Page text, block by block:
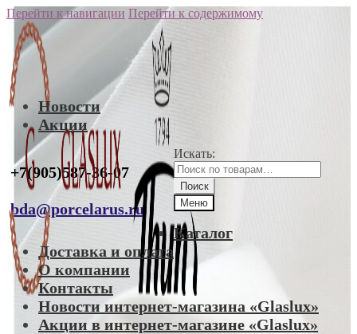
Перейти к навигации Перейти к содержимому
Новости
Акции
+7(905)587-36-07
bda@porcelarus.ru
Искать:
Поиск
Меню
Каталог
Доставка и оплата
О компании
Контакты
Новости интернет-магазина «Glaslux»
Акции в интернет-магазине «Glaslux»